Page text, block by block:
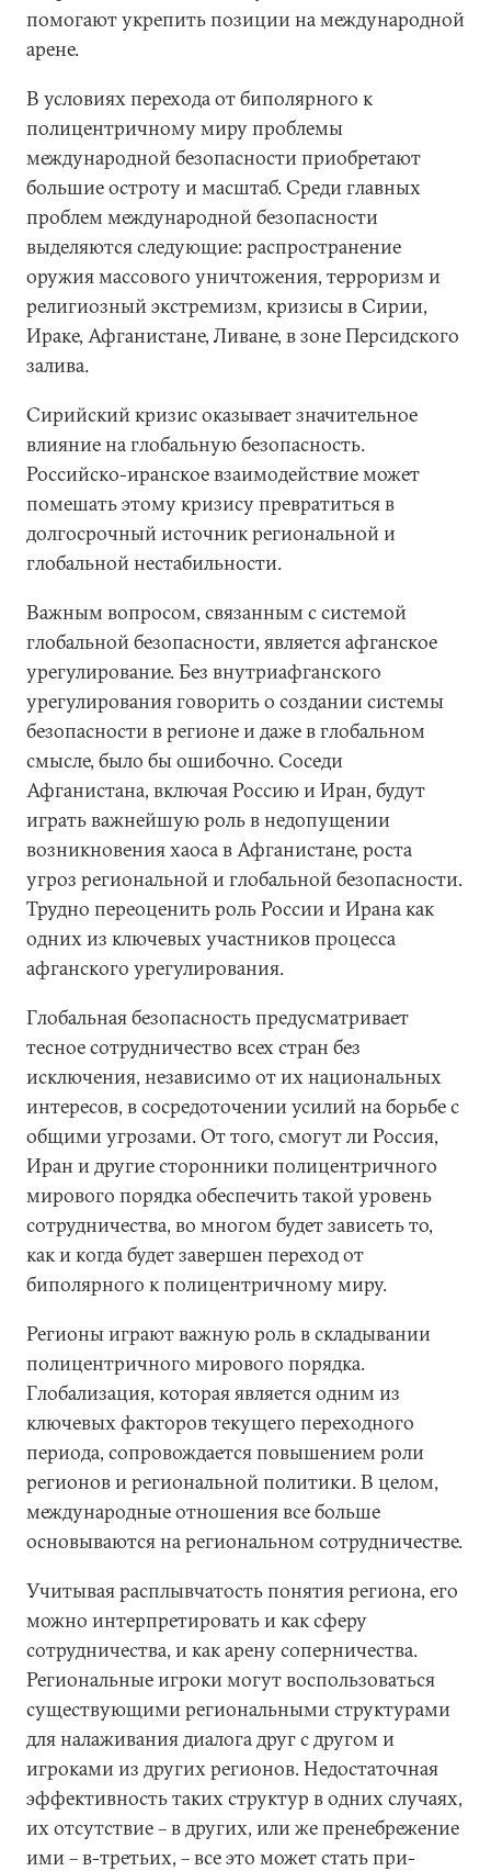
помогают укрепить позиции на международной
арене.
В условиях перехода от биполярного к
полицентричному миру проблемы
международной безопасности приобретают
большие остроту и масштаб. Среди главных
проблем международной безопасности
выделяются следующие: распространение
оружия массового уничтожения, терроризм и
религиозный экстремизм, кризисы в Сирии,
Ираке, Афганистане, Ливане, в зоне Персидского
залива.
Сирийский кризис оказывает значительное
влияние на глобальную безопасность.
Российско-иранское взаимодействие может
помешать этому кризису превратиться в
долгосрочный источник региональной и
глобальной нестабильности.
Важным вопросом, связанным с системой
глобальной безопасности, является афганское
урегулирование. Без внутриафганского
урегулирования говорить о создании системы
безопасности в регионе и даже в глобальном
смысле, было бы ошибочно. Соседи
Афганистана, включая Россию и Иран, будут
играть важнейшую роль в недопущении
возникновения хаоса в Афганистане, роста
угроз региональной и глобальной безопасности.
Трудно переоценить роль России и Ирана как
одних из ключевых участников процесса
афганского урегулирования.
Глобальная безопасность предусматривает
тесное сотрудничество всех стран без
исключения, независимо от их национальных
интересов, в сосредоточении усилий на борьбе с
общими угрозами. От того, смогут ли Россия,
Иран и другие сторонники полицентричного
мирового порядка обеспечить такой уровень
сотрудничества, во многом будет зависеть то,
как и когда будет завершен переход от
биполярного к полицентричному миру.
Регионы играют важную роль в складывании
полицентричного мирового порядка.
Глобализация, которая является одним из
ключевых факторов текущего переходного
периода, сопровождается повышением роли
регионов и региональной политики. В целом,
международные отношения все больше
основываются на региональном сотрудничестве.
Учитывая расплывчатость понятия региона, его
можно интерпретировать и как сферу
сотрудничества, и как арену соперничества.
Региональные игроки могут воспользоваться
существующими региональными структурами
для налаживания диалога друг с другом и
игроками из других регионов. Недостаточная
эффективность таких структур в одних случаях,
их отсутствие – в других, или же пренебрежение
ими – в-третьих, – все это может стать при-